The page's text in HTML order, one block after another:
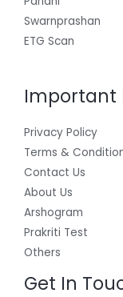
Swarnprashan
ETG Scan
Important
Privacy Policy
Terms &
Contact Us
About Us
Arshogram
Prakriti Test
Others
Get In